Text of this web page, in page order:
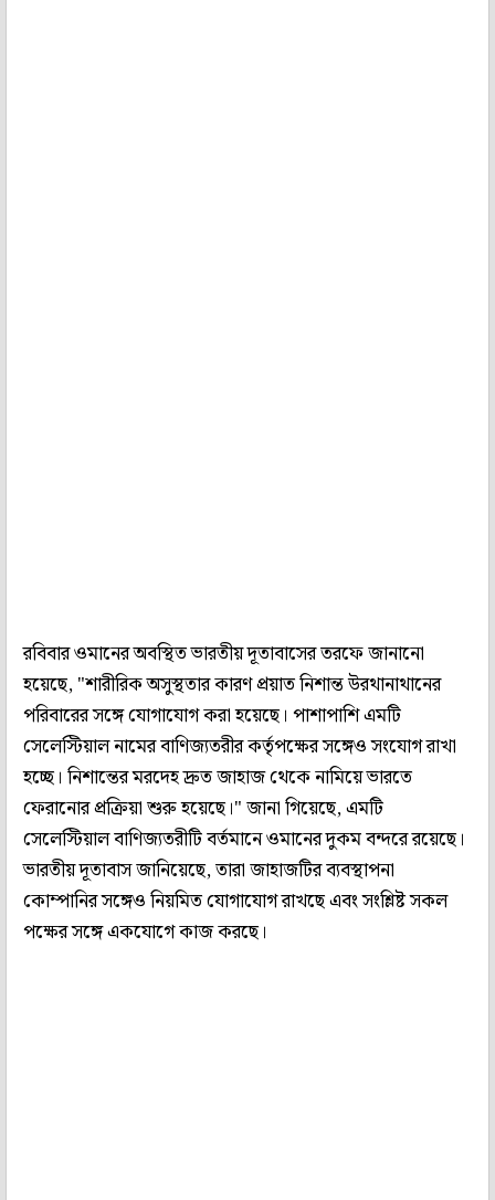
রবিবার ওমানের অবস্থিত ভারতীয় দূতাবাসের তরফে জানানো
হয়েছে, "শারীরিক অসুস্থতার কারণ প্রয়াত নিশান্ত উরথানাথানের
পরিবারের সঙ্গে যোগাযোগ করা হয়েছে। পাশাপাশি এমটি
সেলেস্টিয়াল নামের বাণিজ্যতরীর কর্তৃপক্ষের সঙ্গেও সংযোগ রাখা
হচ্ছে। নিশান্তের মরদেহ দ্রুত জাহাজ থেকে নামিয়ে ভারতে
ফেরানোর প্রক্রিয়া শুরু হয়েছে।" জানা গিয়েছে, এমটি
সেলেস্টিয়াল বাণিজ্যতরীটি বর্তমানে ওমানের দুকম বন্দরে রয়েছে।
ভারতীয় দূতাবাস জানিয়েছে, তারা জাহাজটির ব্যবস্থাপনা
কোম্পানির সঙ্গেও নিয়মিত যোগাযোগ রাখছে এবং সংশ্লিষ্ট সকল
পক্ষের সঙ্গে একযোগে কাজ করছে।